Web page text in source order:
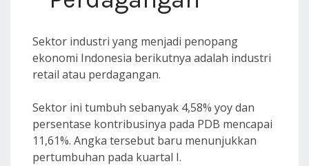
Sektor industri yang menjadi penopang
ekonomi Indonesia berikutnya adalah industri
retail atau perdagangan.
Sektor ini tumbuh sebanyak 4,58% yoy dan
persentase kontribusinya pada PDB mencapai
11,61%. Angka tersebut baru menunjukkan
pertumbuhan pada kuartal I.